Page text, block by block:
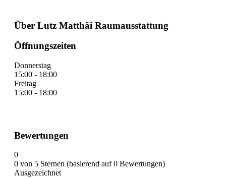
Über Lutz Matthäi Raumausstattung
Öffnungszeiten
Donnerstag
15:00 - 18:00
Freitag
15:00 - 18:00
Bewertungen
0
0 von 5 Sternen (basierend auf 0 Bewertungen)
Ausgezeichnet